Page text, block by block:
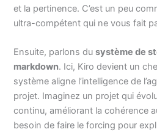
et la pertinence. C’est un peu
ultra-compétent qui ne vous fait
Ensuite, parlons dusystème de
markdown. Ici, Kiro devient un
système aligne l’intelligence de
projet. Imaginez un projet qui
continu, améliorant la cohérence
besoin de faire le forcing pour